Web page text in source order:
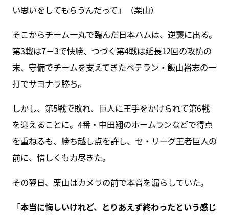
い思いをしてもらうんだって」（栗山）
そこからチーム一丸で臨んだ日本ハムは、逆襲に出る。
第3戦は7－3で快勝、つづく第4戦は延長12回の攻防の
末、守備でチームを支えてきたベテラン・飯山裕志の一
打でサヨナラ勝ち。
しかし、第5戦で敗れ、巨人に王手をかけられて第6戦
を迎えることに。4番・中田翔のホームランなどで得点
を重ねるも、勝ち越し点を許し、セ・リーグ王者巨人の
前に、惜しくも力尽きた。
その翌日、栗山はカメラの前で本音を漏らしていた。
「本当に悔しいけれど、とりあえず終わったという感じ